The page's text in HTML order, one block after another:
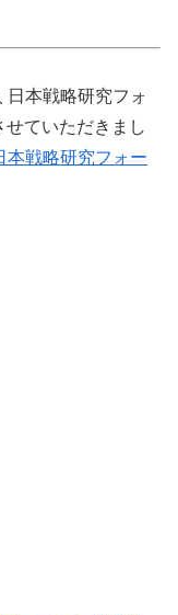
日本戦略研究フォ
ていただきまし
本戦略研究フォー